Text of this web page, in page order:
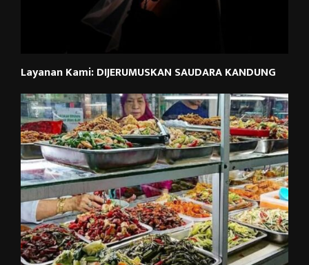
Layanan Kami: DIJERUMUSKAN SAUDARA KANDUNG